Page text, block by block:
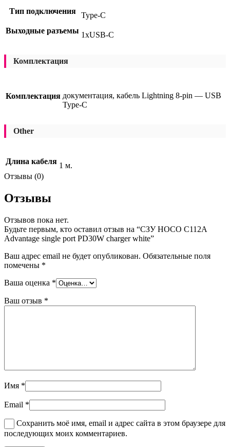
Тип подключения
Type-C
Выходные разъемы 1xUSB-C
Комплектация
Комплектация документация, кабель Lightning 8-pin — USB
Type-C
Other
Длина кабеля 1 м.
Отзывы (0)
Отзывы
Отзывов пока нет.
Будьте первым, кто оставил отзыв на “СЗУ HOCO C112A
Advantage single port PD30W charger white”
Ваш адрес email не будет опубликован. Обязательные поля
помечены *
Ваша оценка *
Ваш отзыв *
Имя *
Email *
Сохранить моё имя, email и адрес сайта в этом браузере для
последующих моих комментариев.